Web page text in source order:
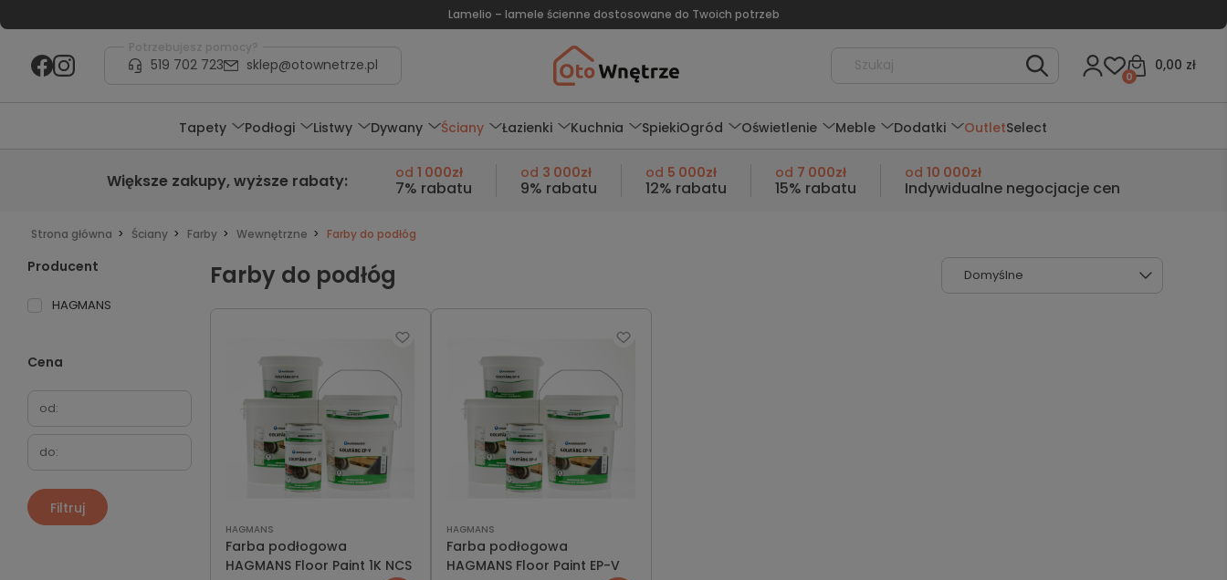
Lamelio – lamele ścienne dostosowane do Twoich potrzeb
Potrzebujesz pomocy?
519 702 723 sklep@otownetrze.pl 0,00 zł
0
Tapety Podłogi Listwy Dywany Ściany Łazienki Kuchnia SpiekiOgród Oświetlenie Meble Dodatki OutletSelect
Większe zakupy,wyższe rabaty: od 1 000zł
7% rabatu
od 3 000zł
9% rabatu
od 5 000zł
12% rabatu
od 7 000zł
15% rabatu
od 10 000zł
Indywidualne negocjacje cen
Strona główna Ściany Farby Wewnętrzne Farby do podłóg
Producent
HAGMANS
Cena
Filtruj
Farby do podłóg
HAGMANS
Farba podłogowa
HAGMANS Floor Paint 1K NCS
HAGMANS
Farba podłogowa
HAGMANS Floor Paint EP-V